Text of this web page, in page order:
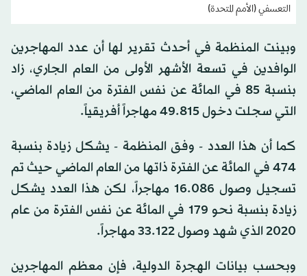
التعسفي (الأمم المتحدة)
وبينت المنظمة في أحدث تقرير لها أن عدد المهاجرين
الوافدين في تسعة الأشهر الأولى من العام الجاري، زاد
بنسبة 85 في المائة عن نفس الفترة من العام الماضي،
التي سجلت دخول 49.815 مهاجراً أفريقياً.
كما أن هذا العدد - وفق المنظمة - يشكل زيادة بنسبة
474 في المائة عن الفترة ذاتها من العام الماضي حيث تم
تسجيل وصول 16.086 مهاجراً، لكن هذا العدد يشكل
زيادة بنسبة نحو 179 في المائة عن نفس الفترة من عام
2020 الذي شهد وصول 33.122 مهاجراً.
وبحسب بيانات الهجرة الدولية، فإن معظم المهاجرين